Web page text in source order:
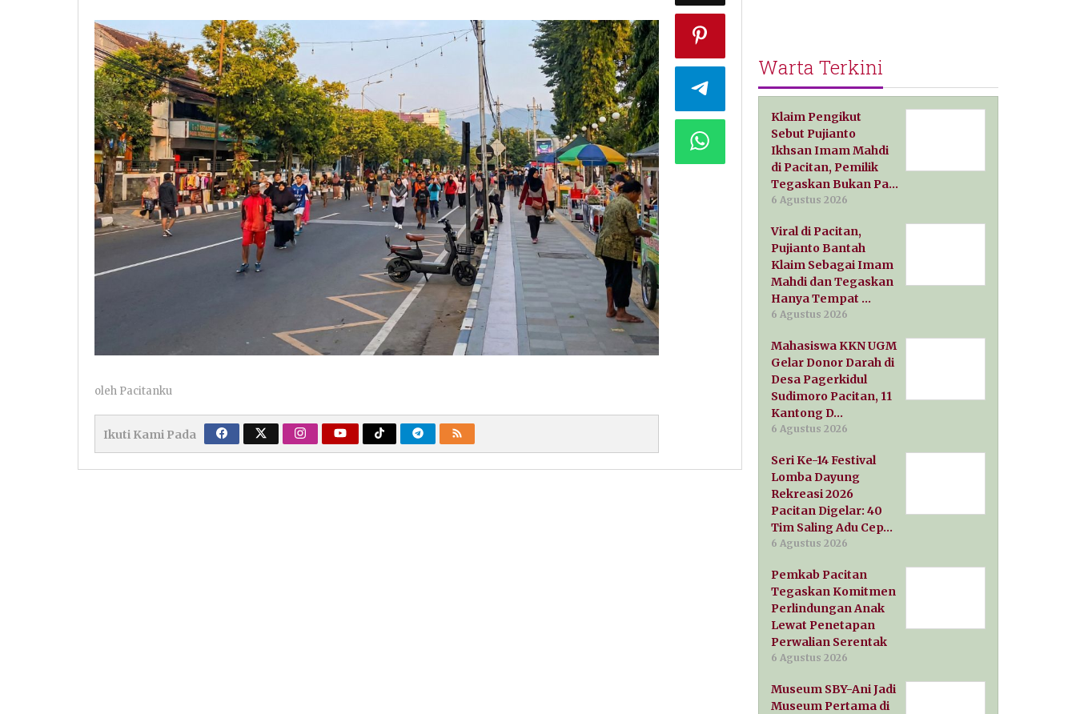
oleh Pacitanku
Ikuti Kami Pada
Warta Terkini
Klaim Pengikut
Sebut Pujianto
Ikhsan Imam Mahdi
di Pacitan, Pemilik
Tegaskan Bukan Pa…
6 Agustus 2026
Viral di Pacitan,
Pujianto Bantah
Klaim Sebagai Imam
Mahdi dan Tegaskan
Hanya Tempat …
6 Agustus 2026
Mahasiswa KKN UGM
Gelar Donor Darah di
Desa Pagerkidul
Sudimoro Pacitan, 11
Kantong D…
6 Agustus 2026
Seri Ke-14 Festival
Lomba Dayung
Rekreasi 2026
Pacitan Digelar: 40
Tim Saling Adu Cep…
6 Agustus 2026
Pemkab Pacitan
Tegaskan Komitmen
Perlindungan Anak
Lewat Penetapan
Perwalian Serentak
6 Agustus 2026
Museum SBY-Ani Jadi
Museum Pertama di